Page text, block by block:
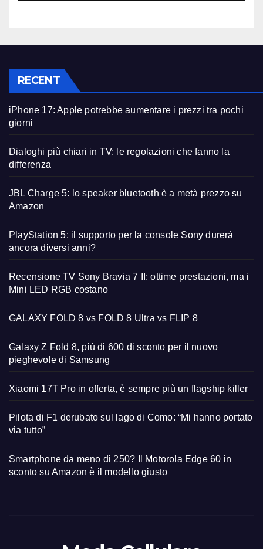
RECENT
iPhone 17: Apple potrebbe aumentare i prezzi tra pochi
giorni
Dialoghi più chiari in TV: le regolazioni che fanno la
differenza
JBL Charge 5: lo speaker bluetooth è a metà prezzo su
Amazon
PlayStation 5: il supporto per la console Sony durerà
ancora diversi anni?
Recensione TV Sony Bravia 7 II: ottime prestazioni, ma i
Mini LED RGB costano
GALAXY FOLD 8 vs FOLD 8 Ultra vs FLIP 8
Galaxy Z Fold 8, più di 600 di sconto per il nuovo
pieghevole di Samsung
Xiaomi 17T Pro in offerta, è sempre più un flagship killer
Pilota di F1 derubato sul lago di Como: “Mi hanno portato
via tutto”
Smartphone da meno di 250? Il Motorola Edge 60 in
sconto su Amazon è il modello giusto